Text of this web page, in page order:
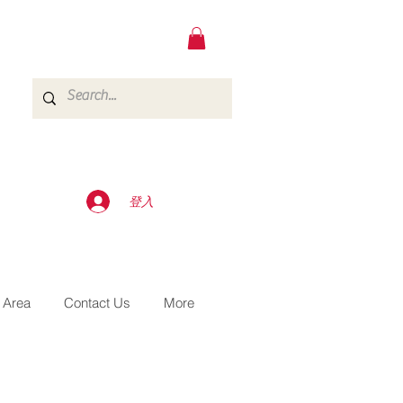
登入
Contact Us More